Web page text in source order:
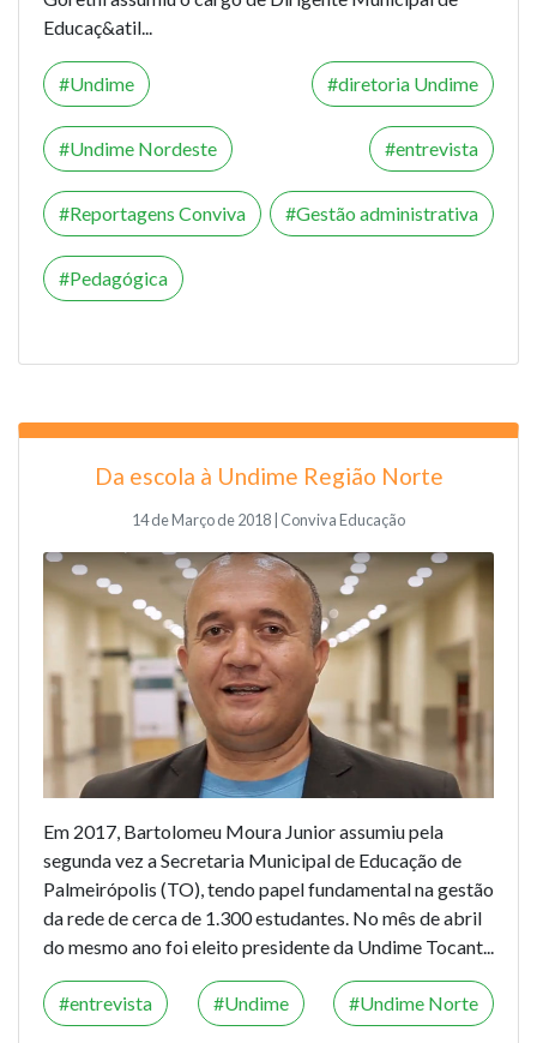
Educaç&atil...
Undime diretoria Undime
Undime Nordeste entrevista
Reportagens Conviva Gestão administrativa
Pedagógica
Da escola à Undime Região Norte
14 de Março de 2018 | Conviva Educação
Em 2017, Bartolomeu Moura Junior assumiu pela
segunda vez a Secretaria Municipal de Educação de
Palmeirópolis (TO), tendo papel fundamental na gestão
da rede de cerca de 1.300 estudantes. No mês de abril
do mesmo ano foi eleito presidente da Undime Tocant...
entrevista Undime Undime Norte